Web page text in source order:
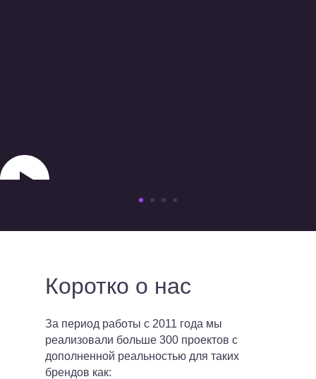
За период работы с 2011 года мы
реализовали больше 300 проектов с
дополненной реальностью для таких
брендов как:
Коротко о нас